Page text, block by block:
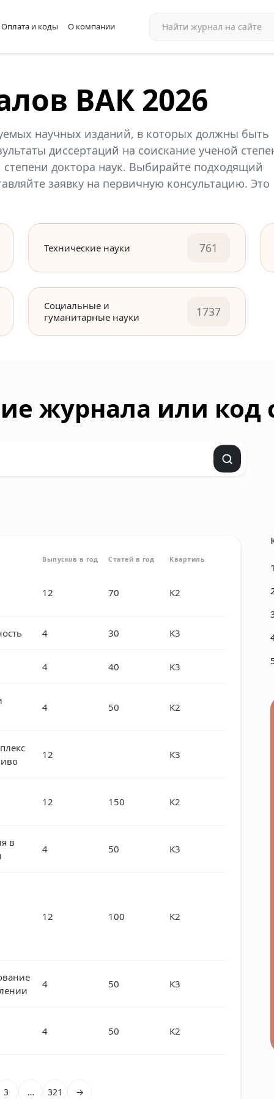
Оплата и коды О компании
ВАК 2026
научных изданий, в которых должны быть
диссертаций на соискание ученой
степени доктора наук. Выбирайте подходящий
заявку на первичную консультацию. Это
Технические науки 761
Социальные и
гуманитарные науки
1737
журнала или код
Выпусков в год Статей в год Квартиль
12 70 К2
4 30 К3
4 40 К3
4 50 К2
12 К3
12 150 К2
в
4 50 К3
12 100 К2
4 50 К3
4 50 К2
3 … 321 →